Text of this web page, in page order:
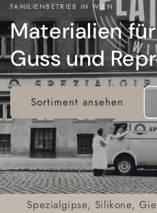
FAMILIENBETRIEB IN WIEN
Materialien
Guss und
Sortiment ansehen
Spezialgipse, Silikone,